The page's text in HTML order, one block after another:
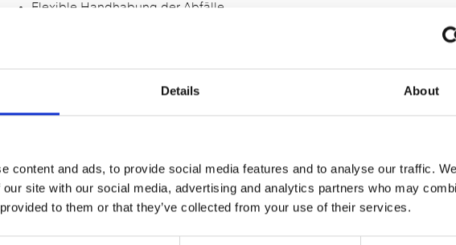
Details About
content and ads, to provide social media features and to analyse our traffic.
site with our social media, advertising and analytics partners who may
to them or that they’ve collected from your use of their services.
Flexible Handhabung der Abfälle
(Nassfilter)
DATENBLÄTTER